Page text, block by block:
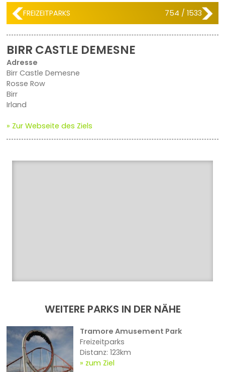
FREIZEITPARKS 754 / 1533
BIRR CASTLE DEMESNE
Adresse
Birr Castle Demesne
Rosse Row
Birr
Irland
» Zur Webseite des Ziels
WEITERE PARKS IN DER NÄHE
Tramore Amusement Park
Freizeitparks
Distanz: 123km
zum Ziel